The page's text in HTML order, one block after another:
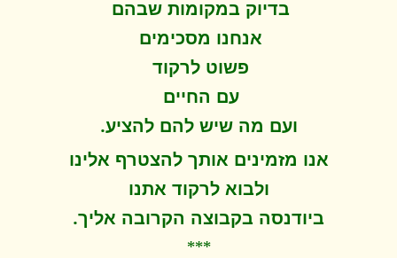
בדיוק במקומות שבהם
אנחנו מסכימים
פשוט לרקוד
עם החיים
ועם מה שיש להם להציע.
אנו מזמינים אותך להצטרף אלינו
ולבוא לרקוד אתנו
ביודנסה בקבוצה הקרובה אליך.
***